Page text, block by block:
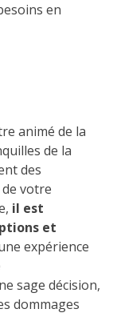
en
animé de la
de la
des
votre
il est
et
expérience
sage décision,
dommages